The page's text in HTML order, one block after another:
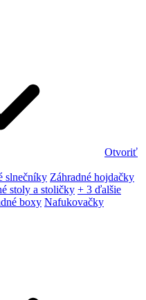
Otvoriť
slnečníky Záhradné hojdačky
stoly a stoličky + 3 ďalšie
boxy Nafukovačky